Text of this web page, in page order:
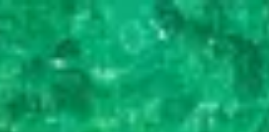
Footprint Travel reisblog